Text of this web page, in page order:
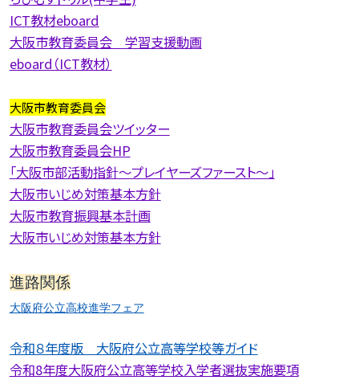
ICT教材eboard
大阪市教育委員会 学習支援動画
eboard（ICT教材）
大阪市教育委員会
大阪市教育委員会ツイッター
大阪市教育委員会HP
「大阪市部活動指針〜プレイヤーズファースト〜」
大阪市いじめ対策基本方針
大阪市教育振興基本計画
大阪市いじめ対策基本方針
進路関係
大阪府公立高校進学フェア
令和８年度版 大阪府公立高等学校等ガイド
令和8年度大阪府公立高等学校入学者選抜実施要項